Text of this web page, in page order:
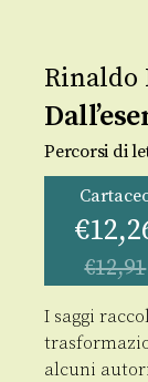
Rinaldo
Percorsi di
€
€12,91
I saggi
alcuni